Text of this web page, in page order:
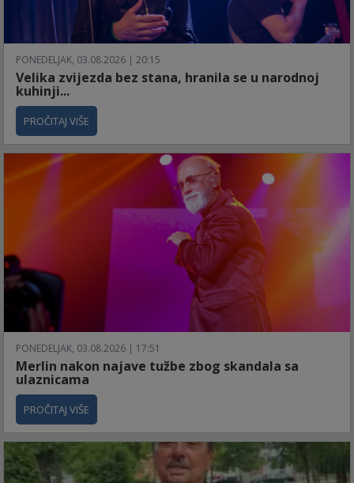
PONEDELJAK, 03.08.2026 | 20:15
Velika zvijezda bez stana, hranila se u narodnoj
kuhinji...
PROČITAJ VIŠE
PONEDELJAK, 03.08.2026 | 17:51
Merlin nakon najave tužbe zbog skandala sa
ulaznicama
PROČITAJ VIŠE